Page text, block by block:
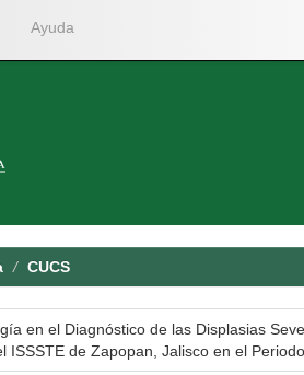
Ayuda
CUCS
en el Diagnóstico de las Displasias
ISSSTE de Zapopan, Jalisco en el